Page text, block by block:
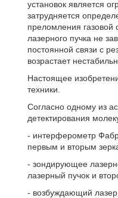
установок является
затрудняется
преломления газовой
лазерного пучка не
постоянной связи с
возрастает
Настоящее
техники.
Согласно одному из
детектирования
- интерферометр
первым и вторым
- зондирующее
лазерный пучок и
- возбуждающий